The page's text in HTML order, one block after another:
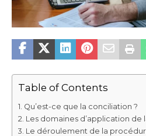
Table of Contents
Qu’est-ce que la conciliation ?
Les domaines d’application de
Le déroulement de la